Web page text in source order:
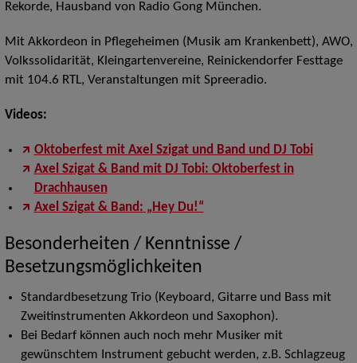
Rekorde, Hausband von Radio Gong München.
Mit Akkordeon in Pflegeheimen (Musik am Krankenbett), AWO,
Volkssolidarität, Kleingartenvereine, Reinickendorfer Festtage
mit 104.6 RTL, Veranstaltungen mit Spreeradio.
Videos:
Oktoberfest mit Axel Szigat und Band und DJ Tobi
Axel Szigat & Band mit DJ Tobi: Oktoberfest in
Drachhausen
Axel Szigat & Band: „Hey Du!“
Besonderheiten / Kenntnisse /
Besetzungsmöglichkeiten
Standardbesetzung Trio (Keyboard, Gitarre und Bass mit
Zweitinstrumenten Akkordeon und Saxophon).
Bei Bedarf können auch noch mehr Musiker mit
gewünschtem Instrument gebucht werden, z.B. Schlagzeug